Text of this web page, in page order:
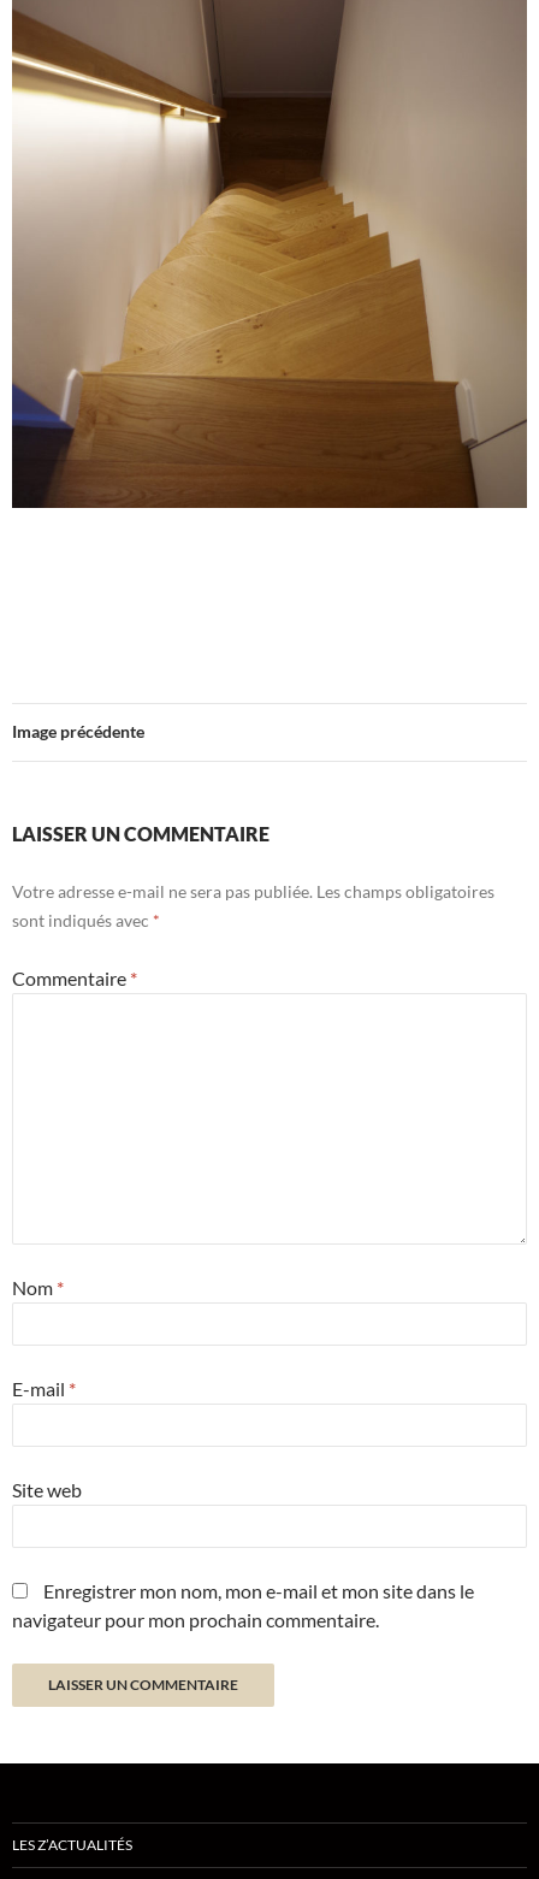
Image précédente
LAISSER UN COMMENTAIRE
Votre adresse e-mail ne sera pas publiée. Les champs obligatoires
sont indiqués avec *
Commentaire *
Nom *
E-mail *
Site web
Enregistrer mon nom, mon e-mail et mon site dans le
navigateur pour mon prochain commentaire.
LES Z’ACTUALITÉS